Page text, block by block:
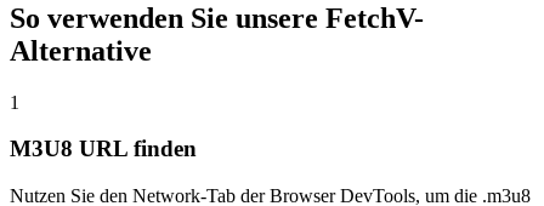
So verwenden Sie unsere FetchV-
Alternative
1
M3U8 URL finden
Nutzen Sie den Network-Tab der Browser DevTools, um die .m3u8